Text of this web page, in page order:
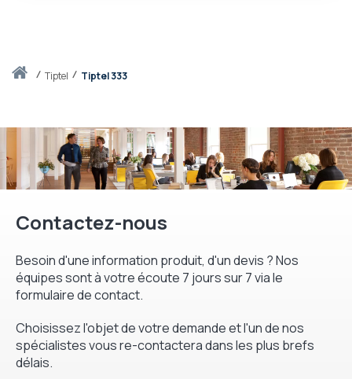
Accueiltiptel Tiptel 333
Contactez-nous
Besoin d'une information produit, d'un devis ? Nos
équipes sont à votre écoute 7 jours sur 7 via le
formulaire de contact.
Choisissez l'objet de votre demande et l'un de nos
spécialistes vous re-contactera dans les plus brefs
délais.